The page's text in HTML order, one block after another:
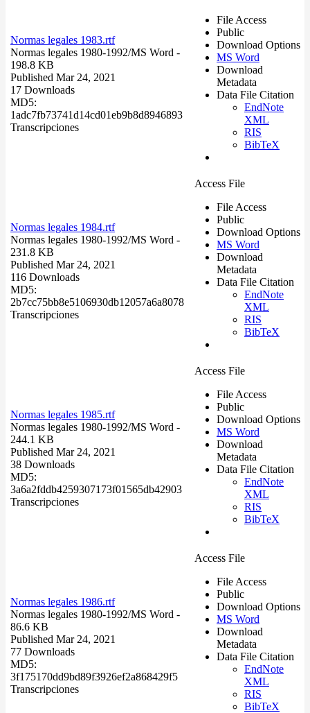
Normas legales 1983.rtf
Normas legales 1980-1992/MS Word -
198.8 KB
Published Mar 24, 2021
17 Downloads
MD5:
1adc7fb73741d14cd01eb9b8d8946893
Transcripciones
File Access
Public
Download Options
MS Word
Download
Metadata
Data File Citation
EndNote
XML
RIS
BibTeX
Normas legales 1984.rtf
Normas legales 1980-1992/MS Word -
231.8 KB
Published Mar 24, 2021
116 Downloads
MD5:
2b7cc75bb8e5106930db12057a6a8078
Transcripciones
Access File
File Access
Public
Download Options
MS Word
Download
Metadata
Data File Citation
EndNote
XML
RIS
BibTeX
Normas legales 1985.rtf
Normas legales 1980-1992/MS Word -
244.1 KB
Published Mar 24, 2021
38 Downloads
MD5:
3a6a2fddb4259307173f01565db42903
Transcripciones
Access File
File Access
Public
Download Options
MS Word
Download
Metadata
Data File Citation
EndNote
XML
RIS
BibTeX
Normas legales 1986.rtf
Normas legales 1980-1992/MS Word -
86.6 KB
Published Mar 24, 2021
77 Downloads
MD5:
3f175170dd9bd89f3926ef2a868429f5
Transcripciones
Access File
File Access
Public
Download Options
MS Word
Download
Metadata
Data File Citation
EndNote
XML
RIS
BibTeX